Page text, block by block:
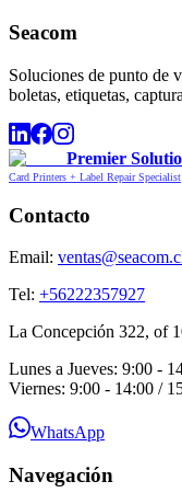
Seacom
Soluciones de punto de
boletas, etiquetas,
Premier
Card Printers + Label Repair Specialist
Contacto
Email:
Tel: +56222357927
La Concepción 322, of
Lunes a Jueves: 9:00 -
Viernes: 9:00 - 14:00 /
WhatsApp
Navegación